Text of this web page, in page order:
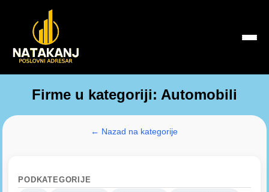
Firme u kategoriji: Automobili
← Nazad na kategorije
PODKATEGORIJE